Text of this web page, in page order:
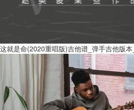
这就是命(2020重唱版)吉他谱_弹手吉他版